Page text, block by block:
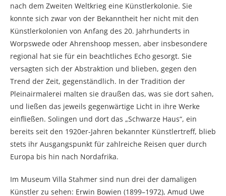
nach dem Zweiten Weltkrieg eine Künstlerkolonie. Sie
konnte sich zwar von der Bekanntheit her nicht mit den
Künstlerkolonien von Anfang des 20. Jahrhunderts in
Worpswede oder Ahrenshoop messen, aber insbesondere
regional hat sie für ein beachtliches Echo gesorgt. Sie
versagten sich der Abstraktion und blieben, gegen den
Trend der Zeit, gegenständlich. In der Tradition der
Pleinairmalerei malten sie draußen das, was sie dort sahen,
und ließen das jeweils gegenwärtige Licht in ihre Werke
einfließen. Solingen und dort das „Schwarze Haus“, ein
bereits seit den 1920er-Jahren bekannter Künstlertreff, blieb
stets ihr Ausgangspunkt für zahlreiche Reisen quer durch
Europa bis hin nach Nordafrika.
Im Museum Villa Stahmer sind nun drei der damaligen
Künstler zu sehen: Erwin Bowien (1899–1972), Amud Uwe